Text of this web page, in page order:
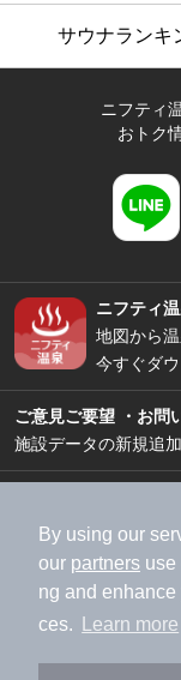
By using our
our partners use
ng and
ces.
Learn more
サウナランキ
ニフティ
おトク
ニフティ
地図から
今すぐダウ
ご意見ご要望 ・お問
施設データの新規追
加盟店募
利用規約
特定商取引
運営